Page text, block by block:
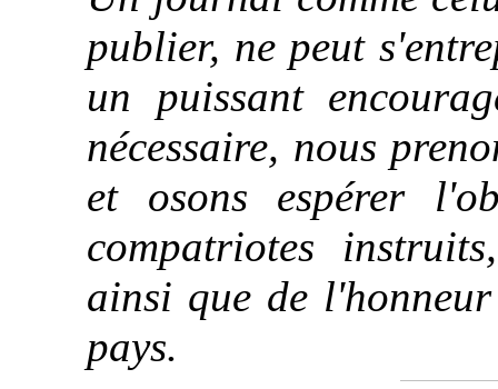
publier, ne peut
un puissant
nécessaire, nous
et osons espérer
compatriotes
ainsi que de
pays.